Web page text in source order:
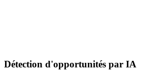
Détection d'opportunités par IA